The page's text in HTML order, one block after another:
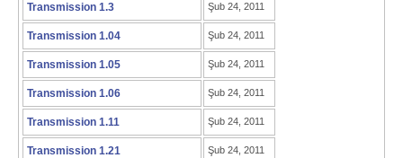
Transmission 1.3 Şub 24, 2011
Transmission 1.04 Şub 24, 2011
Transmission 1.05 Şub 24, 2011
Transmission 1.06 Şub 24, 2011
Transmission 1.11 Şub 24, 2011
Transmission 1.21 Şub 24, 2011